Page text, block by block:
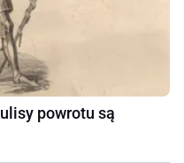
powrotu są